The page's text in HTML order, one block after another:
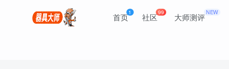
首页1 社区99 大师测评NEW